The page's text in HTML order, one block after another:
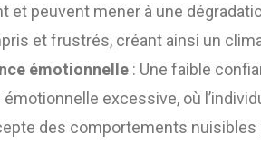
et peuvent mener à une
et frustrés, créant ainsi un
émotionnelle : Une faible
excessive, où
des comportements